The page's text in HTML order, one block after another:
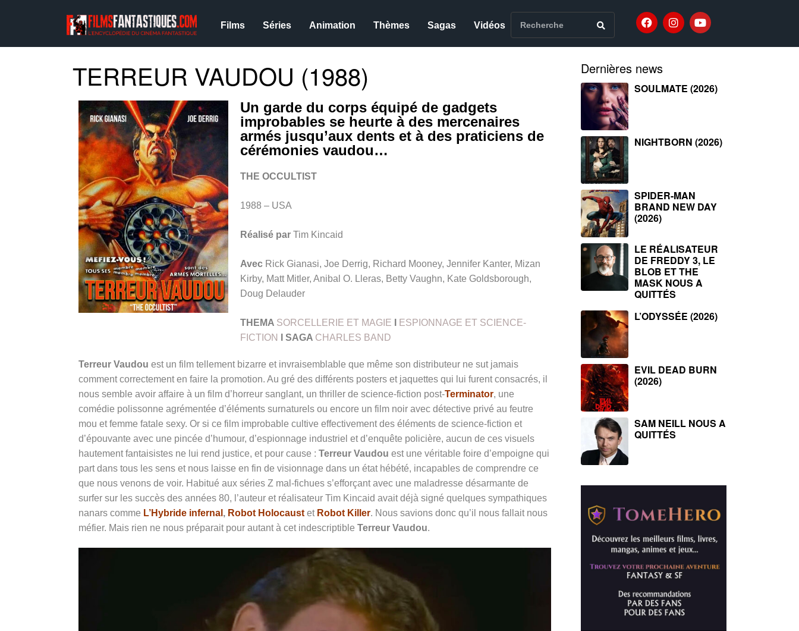
Films Séries Animation Thèmes Sagas Vidéos
TERREUR VAUDOU (1988)
Un garde du corps équipé de gadgets
improbables se heurte à des mercenaires
armés jusqu’aux dents et à des praticiens de
cérémonies vaudou…
THE OCCULTIST
1988 – USA
Réalisé par Tim Kincaid
Avec Rick Gianasi, Joe Derrig, Richard Mooney, Jennifer Kanter, Mizan
Kirby, Matt Mitler, Anibal O. Lleras, Betty Vaughn, Kate Goldsborough,
Doug Delauder
THEMA SORCELLERIE ET MAGIE
ESPIONNAGE ET SCIENCE-
FICTION
SAGA CHARLES BAND
Terreur Vaudou est un film tellement bizarre et invraisemblable que même son distributeur ne sut jamais
comment correctement en faire la promotion. Au gré des différents posters et jaquettes qui lui furent consacrés, il
nous semble avoir affaire à un film d’horreur sanglant, un thriller de science-fiction post-Terminator, une
comédie polissonne agrémentée d’éléments surnaturels ou encore un film noir avec détective privé au feutre
mou et femme fatale sexy. Or si ce film improbable cultive effectivement des éléments de science-fiction et
d’épouvante avec une pincée d’humour, d’espionnage industriel et d’enquête policière, aucun de ces visuels
hautement fantaisistes ne lui rend justice, et pour cause : Terreur Vaudou est une véritable foire d’empoigne qui
part dans tous les sens et nous laisse en fin de visionnage dans un état hébété, incapables de comprendre ce
que nous venons de voir. Habitué aux séries Z mal-fichues s’efforçant avec une maladresse désarmante de
surfer sur les succès des années 80, l’auteur et réalisateur Tim Kincaid avait déjà signé quelques sympathiques
nanars comme L’Hybride infernal , Robot Holocaust et Robot Killer. Nous savions donc qu’il nous fallait nous
méfier. Mais rien ne nous préparait pour autant à cet indescriptible Terreur Vaudou.
Dernières news
SOULMATE (2026)
NIGHTBORN (2026)
SPIDER-MAN
BRAND NEW DAY
(2026)
LE RÉALISATEUR
DE FREDDY 3, LE
BLOB ET THE
MASK NOUS A
QUITTÉS
L’ODYSSÉE (2026)
EVIL DEAD BURN
(2026)
SAM NEILL NOUS A
QUITTÉS